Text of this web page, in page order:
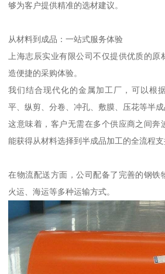
够为客户提供精准的选材建议。
从材料到成品：一站式服务体验
上海志辰实业有限公司不仅提供优质的
造便捷的采购体验。
我们结合现代化的金属加工厂，可以根
平、纵剪、分卷、冲孔、敷膜、压花等半成
这意味着，客户无需在多个供应商之间奔
能获得从材料选择到半成品加工的全流程支
在物流配送方面，公司配备了完善的钢铁
火运、海运等多种运输方式。